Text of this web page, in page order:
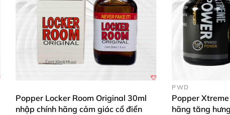
Popper Locker Room Original 30ml
nhập chính hãng cảm giác cổ điển
PWD
Popper
hãng tăng